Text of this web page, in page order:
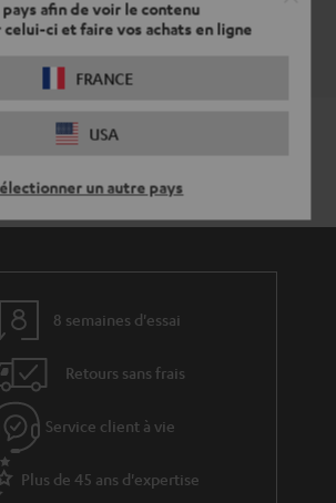
afin de voir le contenu
ci et faire vos achats en ligne
FRANCE
USA
un autre pays
8 semaines d'essai
Retours sans frais
Service client à vie
Plus de 45 ans d'expertise